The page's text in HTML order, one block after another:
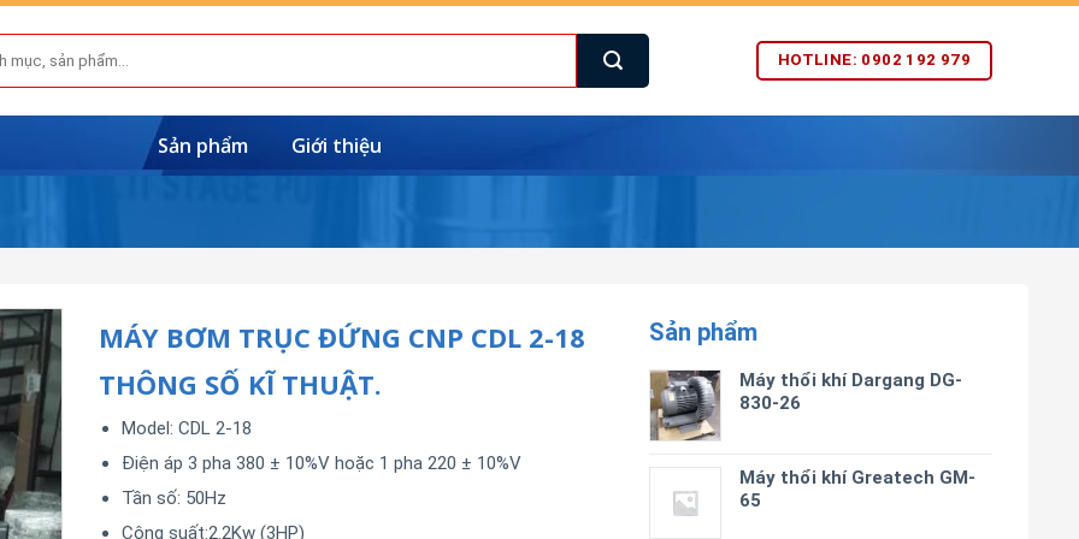
HOTLINE: 0902 192 979
Sản phẩm Giới thiệu
Sản phẩm
Máy thổi khí Dargang DG-
830-26
Máy thổi khí Greatech GM-
65
MÁY BƠM TRỤC ĐỨNG CNP CDL 2-18
THÔNG SỐ KĨ THUẬT.
Model: CDL 2-18
Điện áp 3 pha 380 ± 10%V hoặc 1 pha 220 ± 10%V
Tần số: 50Hz
Công suất:2.2Kw (3HP)